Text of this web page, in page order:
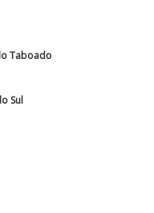
Taboado
Sul